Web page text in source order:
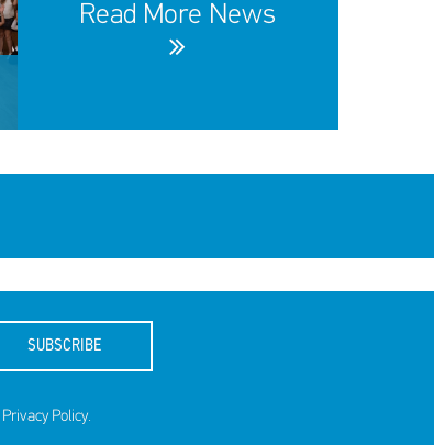
Read More News
SUBSCRIBE
Privacy Policy.